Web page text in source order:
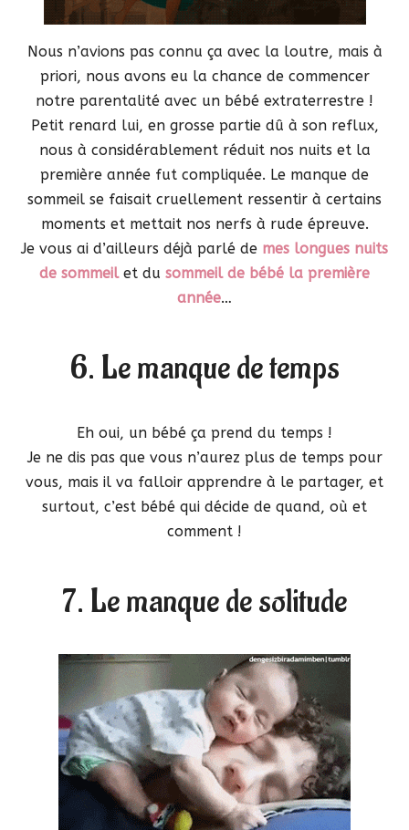
Nous n’avions pas connu ça avec la loutre, mais à
priori, nous avons eu la chance de commencer
notre parentalité avec un bébé extraterrestre !
Petit renard lui, en grosse partie dû à son reflux,
nous à considérablement réduit nos nuits et la
première année fut compliquée. Le manque de
sommeil se faisait cruellement ressentir à certains
moments et mettait nos nerfs à rude épreuve.
Je vous ai d’ailleurs déjà parlé de mes longues nuits
de sommeilet du sommeil de bébé la première
année…
6. Le manque de temps
Eh oui, un bébé ça prend du temps !
Je ne dis pas que vous n’aurez plus de temps pour
vous, mais il va falloir apprendre à le partager, et
surtout, c’est bébé qui décide de quand, où et
comment !
7. Le manque de solitude